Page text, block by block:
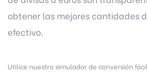
obtener las mejores cantidades
efectivo.
Utilice nuestro simulador de conversión